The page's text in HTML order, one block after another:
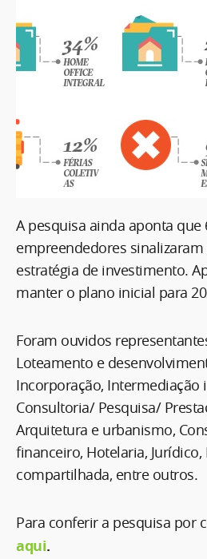
A pesquisa ainda aponta que
empreendedores
estratégia de investimento.
manter o plano inicial para
Foram ouvidos
Loteamento e
Incorporação, Intermediação
Consultoria/ Pesquisa/
Arquitetura e urbanismo,
financeiro, Hotelaria,
compartilhada, entre outros.
Para conferir a pesquisa por
aqui.